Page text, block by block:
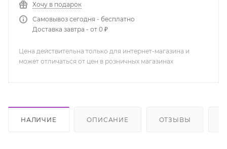
Хочу в подарок
Самовывоз сегодня - бесплатно
Доставка завтра - от 0 ₽
Цена действительна только для интернет-магазина и
может отличаться от цен в розничных магазинах
НАЛИЧИЕ ОПИСАНИЕ ОТЗЫВЫ